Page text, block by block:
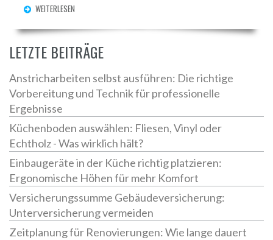
WEITERLESEN
LETZTE BEITRÄGE
Anstricharbeiten selbst ausführen: Die richtige
Vorbereitung und Technik für professionelle
Ergebnisse
Küchenboden auswählen: Fliesen, Vinyl oder
Echtholz - Was wirklich hält?
Einbaugeräte in der Küche richtig platzieren:
Ergonomische Höhen für mehr Komfort
Versicherungssumme Gebäudeversicherung:
Unterversicherung vermeiden
Zeitplanung für Renovierungen: Wie lange dauert